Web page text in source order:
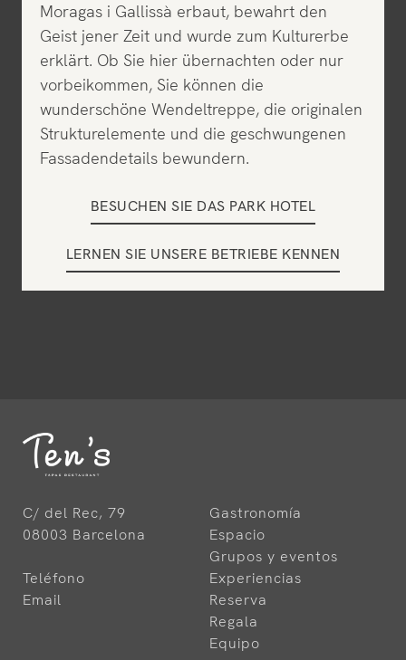
Moragas i Gallissà erbaut, bewahrt den
Geist jener Zeit und wurde zum Kulturerbe
erklärt. Ob Sie hier übernachten oder nur
vorbeikommen, Sie können die
wunderschöne Wendeltreppe, die originalen
Strukturelemente und die geschwungenen
Fassadendetails bewundern.
BESUCHEN SIE DAS PARK HOTEL
LERNEN SIE UNSERE BETRIEBE KENNEN
C/ del Rec, 79
08003 Barcelona
Teléfono
Email
Gastronomía
Espacio
Grupos y eventos
Experiencias
Reserva
Regala
Equipo